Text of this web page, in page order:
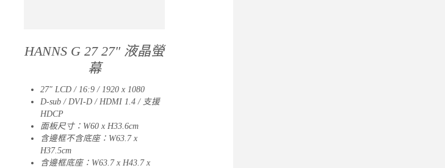
HANNS G 27 27″ 液晶螢
幕
27″ LCD / 16:9 / 1920 x 1080
D-sub / DVI-D / HDMI 1.4 / 支援
HDCP
面板尺寸：W60 x H33.6cm
含邊框不含底座：W63.7 x
H37.5cm
含邊框底座：W63.7 x H43.7 x